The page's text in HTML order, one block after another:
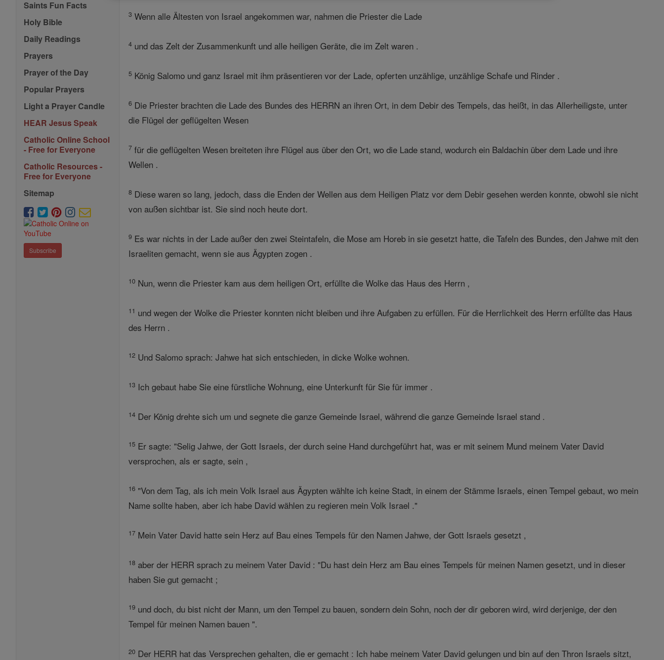
Saints Fun Facts
Holy Bible
Daily Readings
Prayers
Prayer of the Day
Popular Prayers
Light a Prayer Candle
HEAR Jesus Speak
Catholic Online School
- Free for Everyone
Catholic Resources -
Free for Everyone
Sitemap
Subscribe
3 Wenn alle Ältesten von Israel angekommen war, nahmen die Priester die Lade
4 und das Zelt der Zusammenkunft und alle heiligen Geräte, die im Zelt waren .
5 König Salomo und ganz Israel mit ihm präsentieren vor der Lade, opferten unzählige, unzählige Schafe und Rinder .
6 Die Priester brachten die Lade des Bundes des HERRN an ihren Ort, in dem Debir des Tempels, das heißt, in das Allerheiligste, unter
die Flügel der geflügelten Wesen
7 für die geflügelten Wesen breiteten ihre Flügel aus über den Ort, wo die Lade stand, wodurch ein Baldachin über dem Lade und ihre
Wellen .
8 Diese waren so lang, jedoch, dass die Enden der Wellen aus dem Heiligen Platz vor dem Debir gesehen werden konnte, obwohl sie nicht
von außen sichtbar ist. Sie sind noch heute dort.
9 Es war nichts in der Lade außer den zwei Steintafeln, die Mose am Horeb in sie gesetzt hatte, die Tafeln des Bundes, den Jahwe mit den
Israeliten gemacht, wenn sie aus Ägypten zogen .
10 Nun, wenn die Priester kam aus dem heiligen Ort, erfüllte die Wolke das Haus des Herrn ,
11 und wegen der Wolke die Priester konnten nicht bleiben und ihre Aufgaben zu erfüllen. Für die Herrlichkeit des Herrn erfüllte das Haus
des Herrn .
12 Und Salomo sprach: Jahwe hat sich entschieden, in dicke Wolke wohnen.
13 Ich gebaut habe Sie eine fürstliche Wohnung, eine Unterkunft für Sie für immer .
14 Der König drehte sich um und segnete die ganze Gemeinde Israel, während die ganze Gemeinde Israel stand .
15 Er sagte: "Selig Jahwe, der Gott Israels, der durch seine Hand durchgeführt hat, was er mit seinem Mund meinem Vater David
versprochen, als er sagte, sein ,
16 "Von dem Tag, als ich mein Volk Israel aus Ägypten wählte ich keine Stadt, in einem der Stämme Israels, einen Tempel gebaut, wo mein
Name sollte haben, aber ich habe David wählen zu regieren mein Volk Israel ."
17 Mein Vater David hatte sein Herz auf Bau eines Tempels für den Namen Jahwe, der Gott Israels gesetzt ,
18 aber der HERR sprach zu meinem Vater David : "Du hast dein Herz am Bau eines Tempels für meinen Namen gesetzt, und in dieser
haben Sie gut gemacht ;
19 und doch, du bist nicht der Mann, um den Tempel zu bauen, sondern dein Sohn, noch der dir geboren wird, wird derjenige, der den
Tempel für meinen Namen bauen ".
20 Der HERR hat das Versprechen gehalten, die er gemacht : Ich habe meinem Vater David gelungen und bin auf den Thron Israels sitzt,